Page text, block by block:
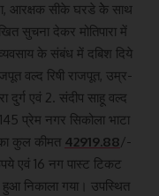
आरक्षक सीके घरडे केे साथ
सुचना देकर मोतिपारा में
के संबंध में दबिश दिये
वल्द रिषी राजपूत, उम्र-
दुर्ग एवं 2. संदीप साहू वल्द
प्रेम नगर सिकोला भाटा
कुल कीमत 42919.88/-
एवं 16 नग पास्ट टिकट
निकाला गया। उपस्थित